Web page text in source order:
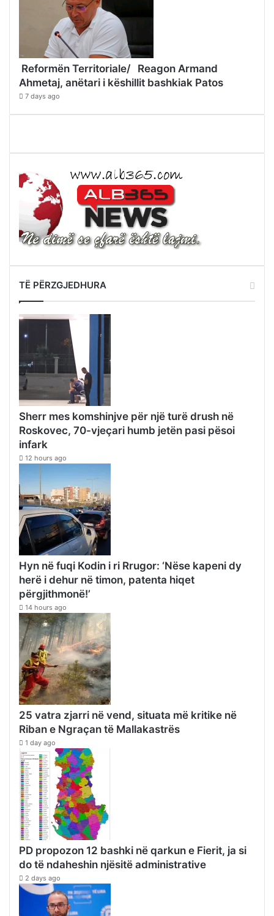
Reformën Territoriale/ Reagon Armand
Ahmetaj, anëtari i këshillit bashkiak Patos
7 days ago
TË PËRZGJEDHURA
Sherr mes komshinjve për një turë drush në
Roskovec, 70-vjeçari humb jetën pasi pësoi
infark
12 hours ago
Hyn në fuqi Kodin i ri Rrugor: ‘Nëse kapeni dy
herë i dehur në timon, patenta hiqet
përgjithmonë!’
14 hours ago
25 vatra zjarri në vend, situata më kritike në
Riban e Ngraçan të Mallakastrës
1 day ago
PD propozon 12 bashki në qarkun e Fierit, ja si
do të ndaheshin njësitë administrative
2 days ago